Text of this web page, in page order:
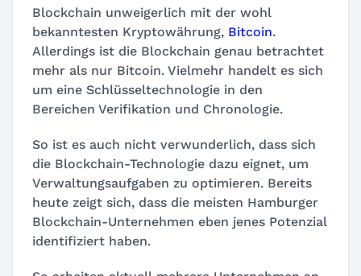
Blockchain unweigerlich mit der wohl
bekanntesten Kryptowährung, Bitcoin.
Allerdings ist die Blockchain genau betrachtet
mehr als nur Bitcoin. Vielmehr handelt es sich
um eine Schlüsseltechnologie in den
Bereichen Verifikation und Chronologie.
So ist es auch nicht verwunderlich, dass sich
die Blockchain-Technologie dazu eignet, um
Verwaltungsaufgaben zu optimieren. Bereits
heute zeigt sich, dass die meisten Hamburger
Blockchain-Unternehmen eben jenes Potenzial
identifiziert haben.